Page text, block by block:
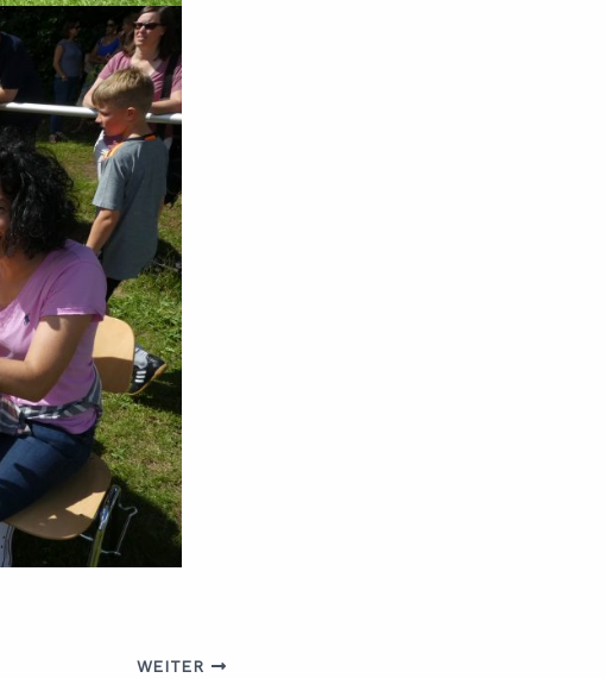
WEITER